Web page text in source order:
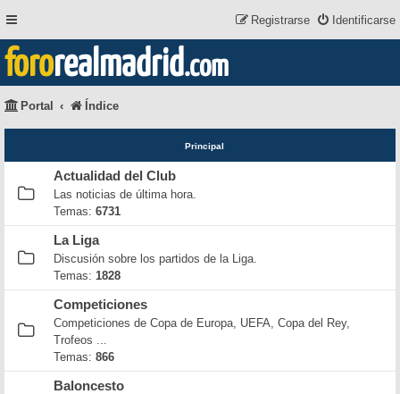
Identificarse
Registrarse
fororealmadrid.com
Portal Índice
Principal
Actualidad del Club
Las noticias de última hora.
Temas: 6731
La Liga
Discusión sobre los partidos de la Liga.
Temas: 1828
Competiciones
Competiciones de Copa de Europa, UEFA, Copa del Rey,
Trofeos ...
Temas: 866
Baloncesto